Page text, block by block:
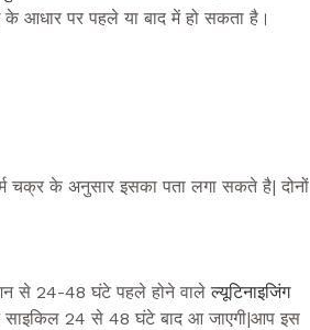
आधार पर पहले या बाद में हो सकता है।
के अनुसार इसका पता लगा सकते है| दोनों
से 24-48 घंटे पहले होने वालेल्यूटिनाइजिंग
24 से 48 घंटे बाद आ जाएगी|आप इस